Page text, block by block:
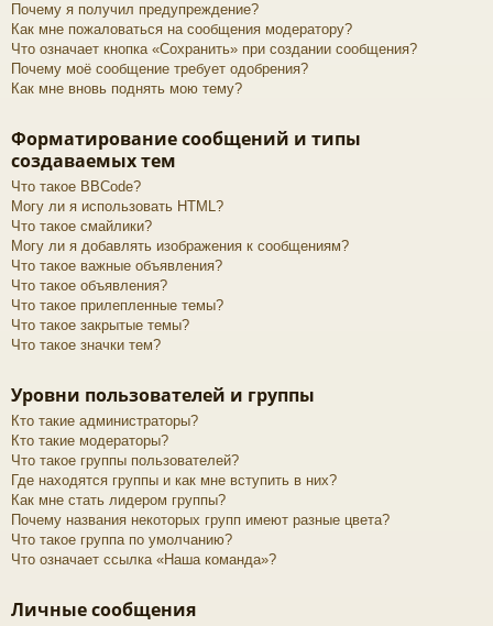
Почему я получил предупреждение?
Как мне пожаловаться на сообщения модератору?
Что означает кнопка «Сохранить» при создании сообщения?
Почему моё сообщение требует одобрения?
Как мне вновь поднять мою тему?
Форматирование сообщений и типы
создаваемых тем
Что такое BBCode?
Могу ли я использовать HTML?
Что такое смайлики?
Могу ли я добавлять изображения к сообщениям?
Что такое важные объявления?
Что такое объявления?
Что такое прилепленные темы?
Что такое закрытые темы?
Что такое значки тем?
Уровни пользователей и группы
Кто такие администраторы?
Кто такие модераторы?
Что такое группы пользователей?
Где находятся группы и как мне вступить в них?
Как мне стать лидером группы?
Почему названия некоторых групп имеют разные цвета?
Что такое группа по умолчанию?
Что означает ссылка «Наша команда»?
Личные сообщения